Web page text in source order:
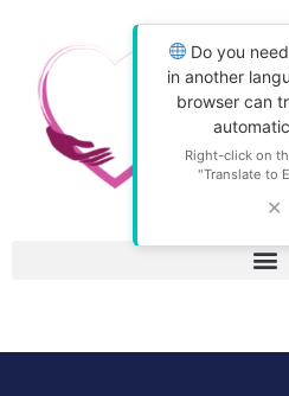
Do you
in another
browser can
Right-click on
"Translate to
✕